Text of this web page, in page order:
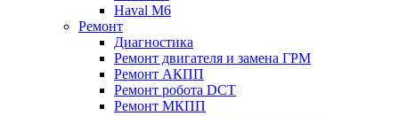
Haval M6
Ремонт
Диагностика
Ремонт двигателя и замена ГРМ
Ремонт АКПП
Ремонт робота DCT
Ремонт МКПП